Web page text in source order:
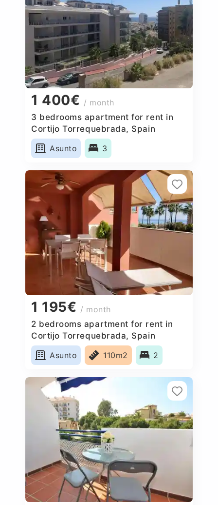
1 400€ / month
3 bedrooms apartment for rent in
Cortijo Torrequebrada, Spain
Asunto
3
1 195€ / month
2 bedrooms apartment for rent in
Cortijo Torrequebrada, Spain
Asunto
110m2 2